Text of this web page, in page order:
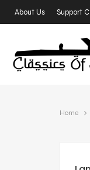
About Us Support
Home